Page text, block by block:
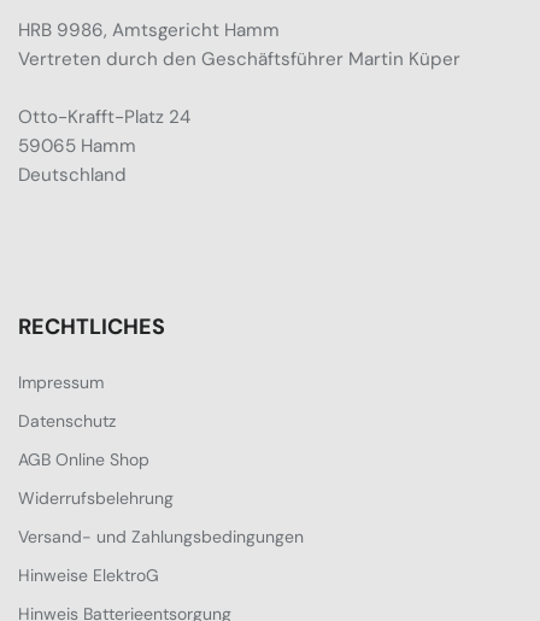
HRB 9986, Amtsgericht Hamm
Vertreten durch den Geschäftsführer Martin Küper
Otto-Krafft-Platz 24
59065 Hamm
Deutschland
RECHTLICHES
Impressum
Datenschutz
AGB Online Shop
Widerrufsbelehrung
Versand- und Zahlungsbedingungen
Hinweise ElektroG
Hinweis Batterieentsorgung